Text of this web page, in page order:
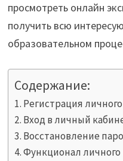
просмотреть онлайн
получить всю
образовательном
Содержание:
Регистрация
Вход в личный
Восстановление
Функционал личного